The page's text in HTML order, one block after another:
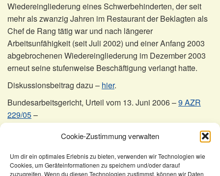
Cookie-Zustimmung verwalten
Um dir ein optimales Erlebnis zu bieten, verwenden wir Technologien wie
Cookies, um Geräteinformationen zu speichern und/oder darauf
zuzugreifen. Wenn du diesen Technologien zustimmst, können wir Daten
Wiedereingliederung eines Schwerbehinderten, der seit
mehr als zwanzig Jahren im Restaurant der Beklagten als
Chef de Rang tätig war und nach längerer
Arbeitsunfähigkeit (seit Juli 2002) und einer Anfang 2003
abgebrochenen Wiedereingliederung im Dezember 2003
erneut seine stufenweise Beschäftigung verlangt hatte.
Diskussionsbeitrag dazu – hier.
Bundesarbeitsgericht, Urteil vom 13. Juni 2006 –9 AZR
229/05–
– 12 Sa 566/04 –
KomSem Recht
Urteile